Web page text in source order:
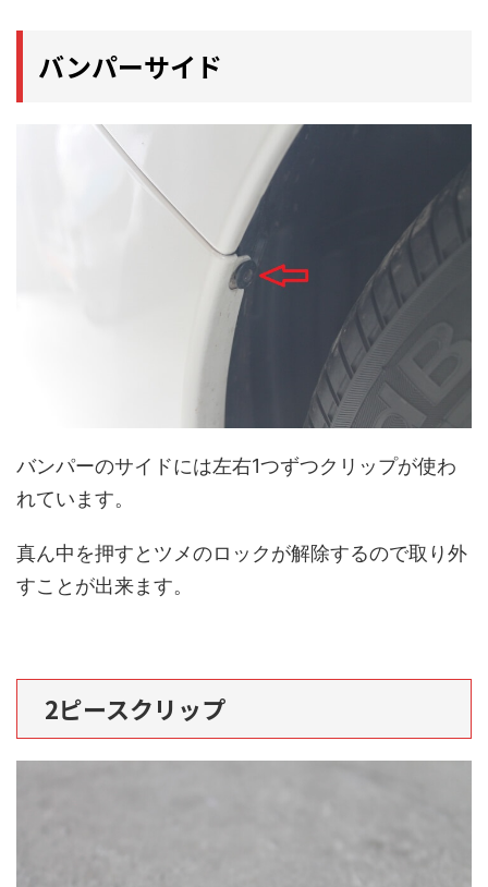
バンパーサイド
バンパーのサイドには左右1つずつクリップが使わ
れています。
真ん中を押すとツメのロックが解除するので取り外
すことが出来ます。
2ピースクリップ